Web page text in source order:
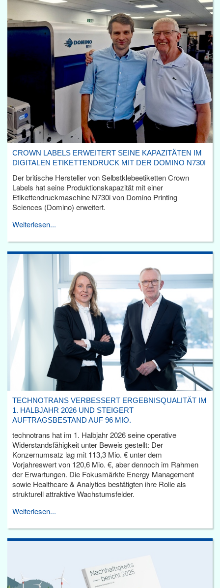
CROWN LABELS ERWEITERT SEINE KAPAZITÄTEN IM
DIGITALEN ETIKETTENDRUCK MIT DER DOMINO N730I
Der britische Hersteller von Selbstklebeetiketten Crown
Labels hat seine Produktionskapazität mit einer
Etikettendruckmaschine N730i von Domino Printing
Sciences (Domino) erweitert.
Weiterlesen...
TECHNOTRANS VERBESSERT ERGEBNISQUALITÄT IM
1. HALBJAHR 2026 UND STEIGERT
AUFTRAGSBESTAND AUF 96 MIO.
technotrans hat im 1. Halbjahr 2026 seine operative
Widerstandsfähigkeit unter Beweis gestellt: Der
Konzernumsatz lag mit 113,3 Mio. € unter dem
Vorjahreswert von 120,6 Mio. €, aber dennoch im Rahmen
der Erwartungen. Die Fokusmärkte Energy Management
sowie Healthcare & Analytics bestätigten ihre Rolle als
strukturell attraktive Wachstumsfelder.
Weiterlesen...